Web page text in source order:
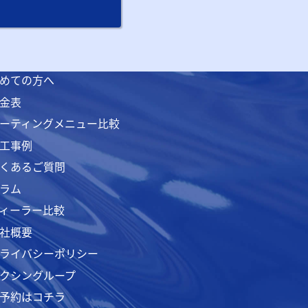
ての方へ
表
ティングメニュー比較
事例
あるご質問
ム
ーラー比較
概要
イバシーポリシー
シングループ
約はコチラ